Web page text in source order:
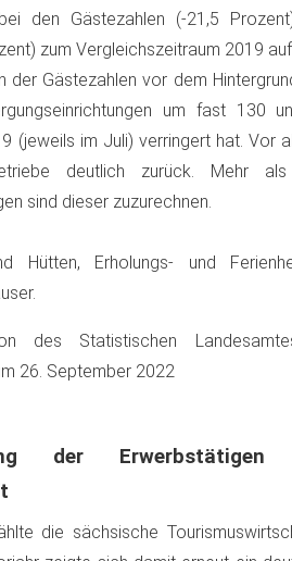
den Gästezahlen (-21,5
zum Vergleichszeitraum 2019 auf.
der Gästezahlen vor dem
um fast 130
(jeweils im Juli) verringert hat. Vor
deutlich zurück. Mehr
sind dieser zuzurechnen.
Hütten, Erholungs- und
des Statistischen
26. September 2022
der
die sächsische